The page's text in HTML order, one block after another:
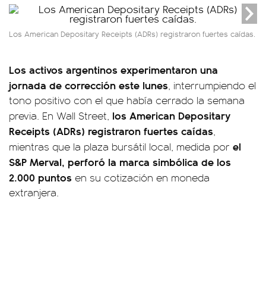
Los American Depositary Receipts (ADRs) registraron fuertes caídas.
Los activos argentinos experimentaron una
jornada de corrección este lunes, interrumpiendo el
tono positivo con el que había cerrado la semana
previa. En Wall Street, los American Depositary
Receipts (ADRs) registraron fuertes caídas,
mientras que la plaza bursátil local, medida por el
S&P Merval, perforó la marca simbólica de los
2.000 puntos en su cotización en moneda
extranjera.